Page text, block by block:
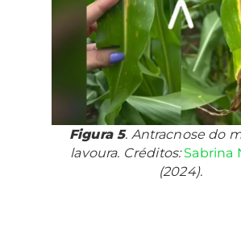
Figura 5. Antracnose do
lavoura. Créditos:Sabrina
(2024).